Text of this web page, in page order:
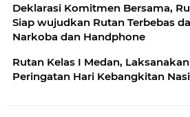
Deklarasi Komitmen Bersama,
Siap wujudkan Rutan Terbebas
Narkoba dan Handphone
Rutan Kelas I Medan,
Peringatan Hari Kebangkitan